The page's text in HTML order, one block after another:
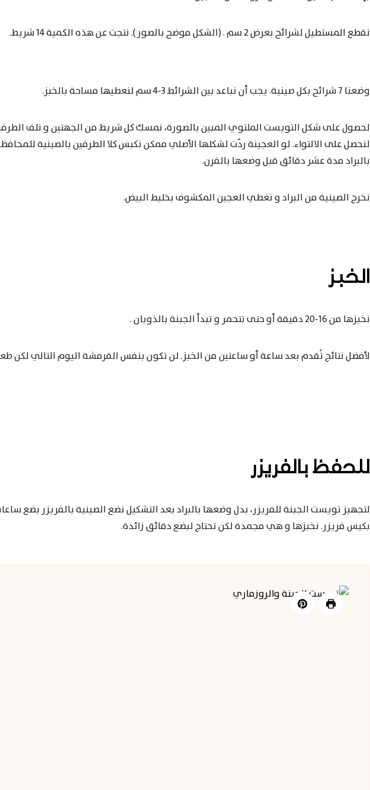
نقطع المستطيل لشرائح بعرض 2 سم . (الشكل موضح بالصور ). نتجت عن هذه الكمية 14 شريط.
وضعنا 7 شرائح بكل صينية. يجب أن نباعد بين الشرائط 3-4 سم لنعطيها مساحة بالخبز.
لحصول على شكل التويست الملتوي المبين بالصورة، نمسك كل شريط من الجهتين و نلف
لنحصل على الالتواء. لو العجينة ردّت لشكلها الأصلي ممكن نكبس كلا الطرفين بالصينية
بالبراد مدة عشر دقائق قبل وضعها بالفرن.
نخرج الصينية من البراد و نغطي العجين المكشوف بخليط البيض.
الخبز
نخبزها من 16-20 دقيقة أو حتى تتحمر و تبدأ الجبنة بالذوبان .
لأفضل نتائج تُقدم بعد ساعة أو ساعتين من الخبز. لن تكون بنفس القرمشة اليوم التالي لكن
للحفظ بالفريزر
لتجهيز تويست الجبنة للفريزر، بدل وضعها بالبراد بعد التشكيل نضع الصينية بالفريزر بضع
بكيس فريزر. نخبزها و هي مجمدة لكن تحتاج لبضع دقائق زائدة.